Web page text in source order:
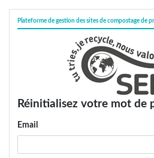
Plateforme de gestion des sites de compostage de
Réinitialisez votre mot de
Email